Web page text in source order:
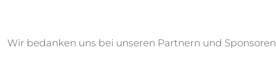
Wir bedanken uns bei unseren Partnern und Sponsoren